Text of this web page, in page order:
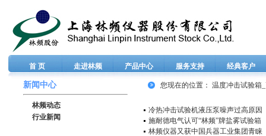
首 页 走进林频 产品中心 服务支持 经典客户
新闻中心
林频动态
行业新闻
您现在的位置： 温度冲击试验箱
冷热冲击试验机液压泵噪声过高原因
施耐德电气认可“林频”牌盐雾试验箱
林频仪器又获中国兵器工业集团青睐